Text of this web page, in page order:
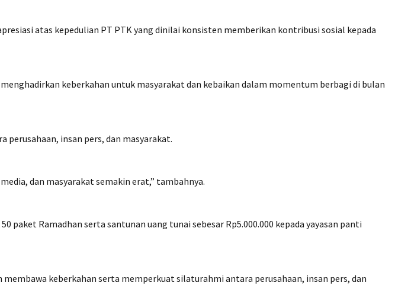
atas kepedulian PT PTK yang dinilai konsisten memberikan kontribusi sosial kepada
keberkahan untuk masyarakat dan kebaikan dalam momentum berbagi di bulan
insan pers, dan masyarakat.
dan masyarakat semakin erat,” tambahnya.
paket Ramadhan serta santunan uang tunai sebesar Rp5.000.000 kepada yayasan panti
keberkahan serta memperkuat silaturahmi antara perusahaan, insan pers, dan